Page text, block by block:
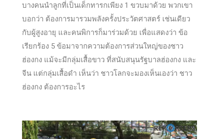
บางคนนำลูกที่เป็นเด็กทารกเพียง 1 ขวบมาด้วย พวกเขา
บอกว่า ต้องการมารวมพลังครั้งประวัตศาสตร์ เช่นเดียว
กับผู้สูงอายุ และคนพิการก็มาร่วมด้วย เพื่อแสดงว่า ข้อ
เรียกร้อง 5 ข้อมาจากความต้องการส่วนใหญ่ของชาว
ฮ่องกง แม้จะมีกลุ่มเสื้อขาว ที่สนับสนุนรัฐบาลฮ่องกง และ
จีน แต่กลุ่มเสื้อดำ เห็นว่า ชาวโลกจะมองเห็นเองว่า ชาว
ฮ่องกง ต้องการอะไร